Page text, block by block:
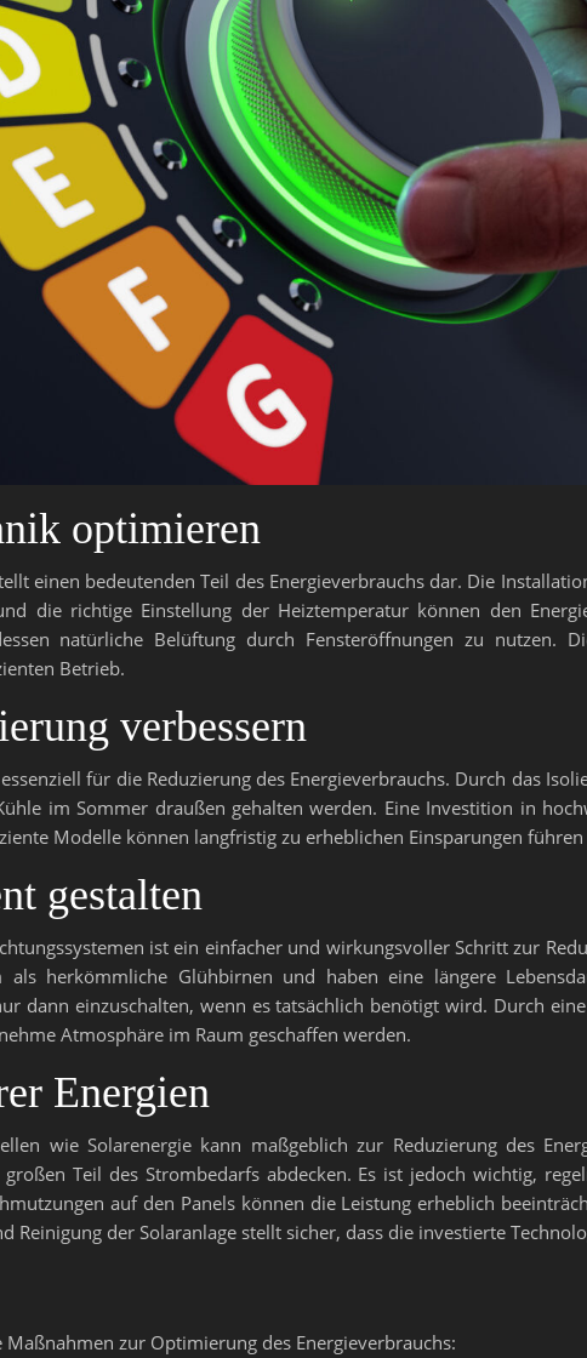
optimieren
einen bedeutenden Teil des Energieverbrauchs dar. Die
die richtige Einstellung der Heiztemperatur können den
natürliche Belüftung durch Fensteröffnungen zu nutzen.
Betrieb.
verbessern
für die Reduzierung des Energieverbrauchs. Durch das
im Sommer draußen gehalten werden. Eine Investition in
Modelle können langfristig zu erheblichen Einsparungen
gestalten
ist ein einfacher und wirkungsvoller Schritt zur
herkömmliche Glühbirnen und haben eine längere
dann einzuschalten, wenn es tatsächlich benötigt wird. Durch
Atmosphäre im Raum geschaffen werden.
Energien
wie Solarenergie kann maßgeblich zur Reduzierung des
Teil des Strombedarfs abdecken. Es ist jedoch wichtig,
auf den Panels können die Leistung erheblich
Reinigung der Solaranlage stellt sicher, dass die investierte
zur Optimierung des Energieverbrauchs: